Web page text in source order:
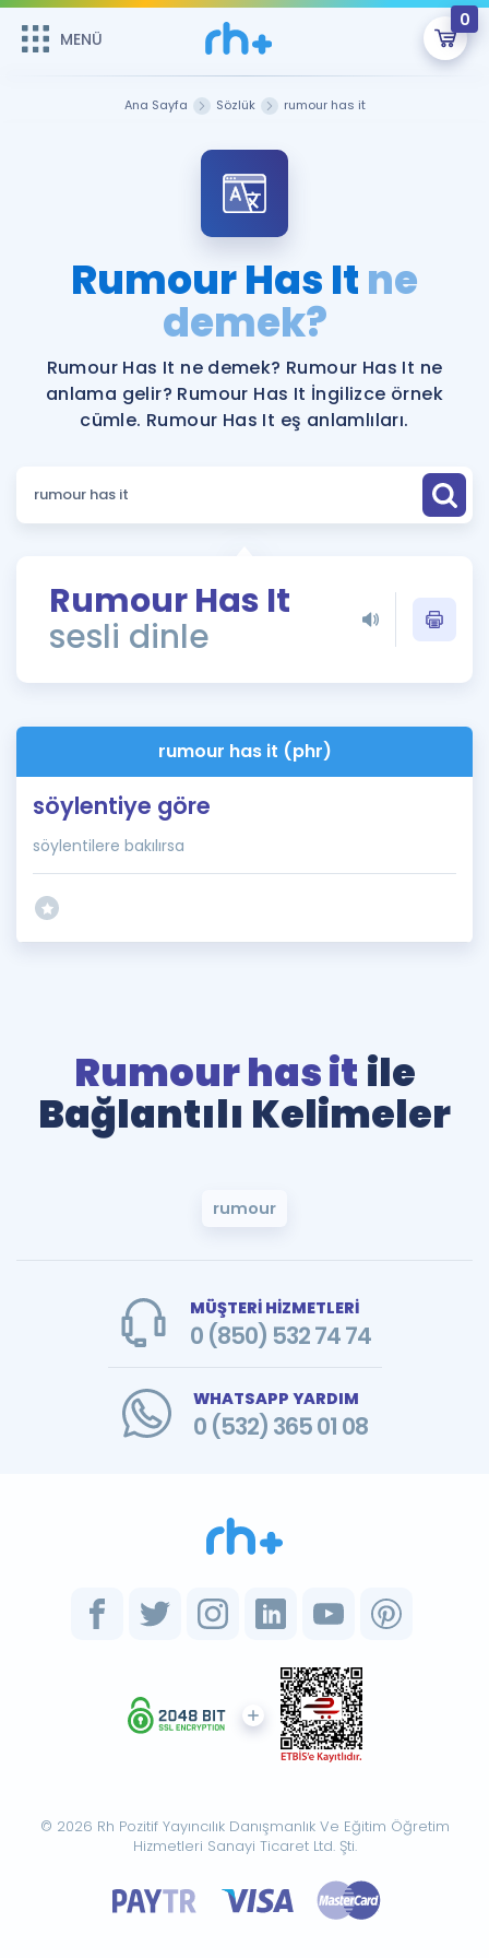
MENÜ
0
Şifremi Hatırlamıyorum
Sepetin Şu An Boş.
Remzi Hoca ile seni sınava hazırlayacak onlarca eğitim seni
bekliyor!
MENÜ
Katılımcı Görüşleri
Faydalı Araçlar
Ücretsiz Kaynaklar
ÖSYM Sınav Takvimi
Kampanyalar
İngilizce Gramer
İngilizce Gramer
Ana Sayfa Sözlük rumour has it
Rumour Has Itne
demek?
Rumour Has It ne demek? Rumour Has It ne
anlama gelir? Rumour Has It İngilizce örnek
cümle. Rumour Has It eş anlamlıları.
Rumour Has It
sesli dinle
rumour has it (phr)
söylentiye göre
söylentilere bakılırsa
Rumour has it ile
Bağlantılı Kelimeler
rumour
MÜŞTERİ HİZMETLERİ
0 (850) 532 74 74
WHATSAPP YARDIM
0 (532) 365 01 08
© 2026 Rh Pozitif Yayıncılık Danışmanlık Ve Eğitim Öğretim
Hizmetleri Sanayi Ticaret Ltd. Şti.